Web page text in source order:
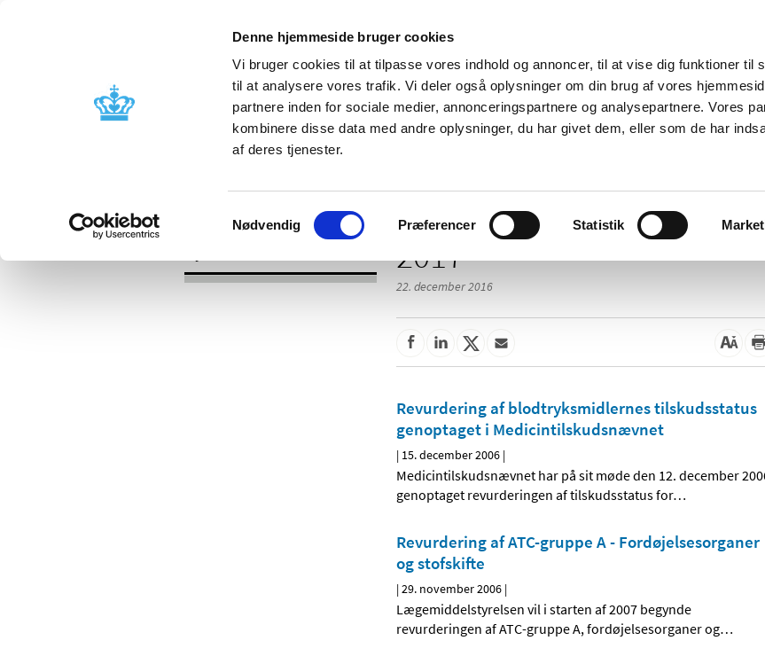
Denne hjemmeside bruger cookies
Vi bruger cookies til at tilpasse vores indhold og annoncer, til at vise dig funktioner til
til at analysere vores trafik. Vi deler også oplysninger om din brug af vores
partnere inden for sociale medier, annonceringspartnere og analysepartnere. Vores
kombinere disse data med andre oplysninger, du har givet dem, eller som de har
af deres tjenester.
Samtykkevalg
Nødvendig Præferencer Statistik
Nyheder Om os Kontakt
Godkendelse og
Bivirkninger og
produktinformation
Tilskud og
Apoteker og salg af
2017
22. december 2016
Revurdering af blodtryksmidlernes tilskudsstatus
genoptaget i Medicintilskudsnævnet
| 15. december 2006 |
Medicintilskudsnævnet har på sit møde den 12. december
genoptaget revurderingen af tilskudsstatus for…
Revurdering af ATC-gruppe A - Fordøjelsesorganer
og stofskifte
|29. november 2006 |
Lægemiddelstyrelsen vil i starten af 2007 begynde
revurderingen af ATC-gruppe A, fordøjelsesorganer og…